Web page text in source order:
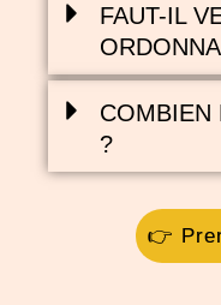
FAUT-IL
COMBIEN
?
👉